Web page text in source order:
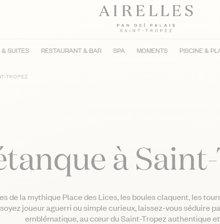
SUITES RESTAURANT & BAR SPA MOMENTS PISCINE &
TROPEZ
à
de la mythique Place des Lices, les boules claquent, les
joueur aguerri ou simple curieux, laissez-vous séduire
emblématique, au cœur du Saint-Tropez authentique